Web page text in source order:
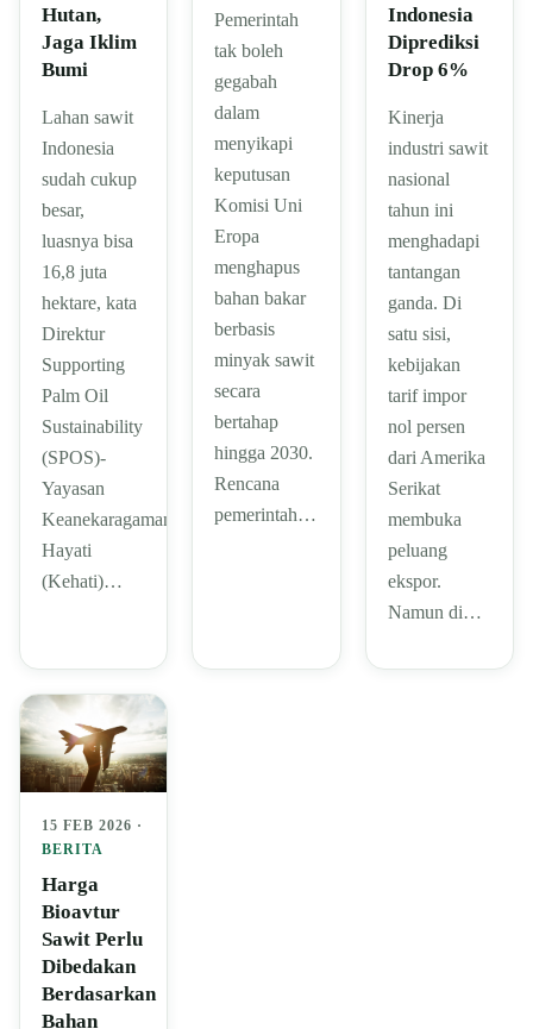
Hutan,
Jaga Iklim
Bumi
Lahan sawit
Indonesia
sudah cukup
besar,
luasnya bisa
16,8 juta
hektare, kata
Direktur
Supporting
Palm Oil
Sustainability
(SPOS)-
Yayasan
Keanekaragaman
Hayati
(Kehati)…
Pemerintah
tak boleh
gegabah
dalam
menyikapi
keputusan
Komisi Uni
Eropa
menghapus
bahan bakar
berbasis
minyak sawit
secara
bertahap
hingga 2030.
Rencana
pemerintah…
Indonesia
Diprediksi
Drop 6%
Kinerja
industri sawit
nasional
tahun ini
menghadapi
tantangan
ganda. Di
satu sisi,
kebijakan
tarif impor
nol persen
dari Amerika
Serikat
membuka
peluang
ekspor.
Namun di…
15 FEB 2026 ·
BERITA
Harga
Bioavtur
Sawit Perlu
Dibedakan
Berdasarkan
Bahan